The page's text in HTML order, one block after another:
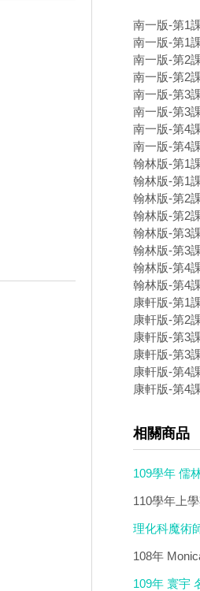
南一版-第1
南一版-第1
南一版-第2
南一版-第2
南一版-第3
南一版-第3
南一版-第4
南一版-第4
翰林版-第1
翰林版-第1
翰林版-第2
翰林版-第2
翰林版-第3
翰林版-第3
翰林版-第4
翰林版-第4
康軒版-第1
康軒版-第2
康軒版-第3
康軒版-第3
康軒版-第4
康軒版-第4
相關商品
109學年 儒
影音教學版
110學年上
(2DVD)
理化科魔術
適用 官方完
108年
畫質 繁體中
109年 寰宇